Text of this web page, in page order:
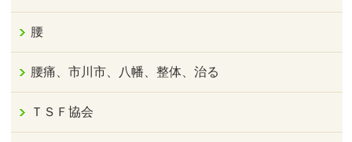
腰
腰痛、市川市、八幡、整体、治る
ＴＳＦ協会